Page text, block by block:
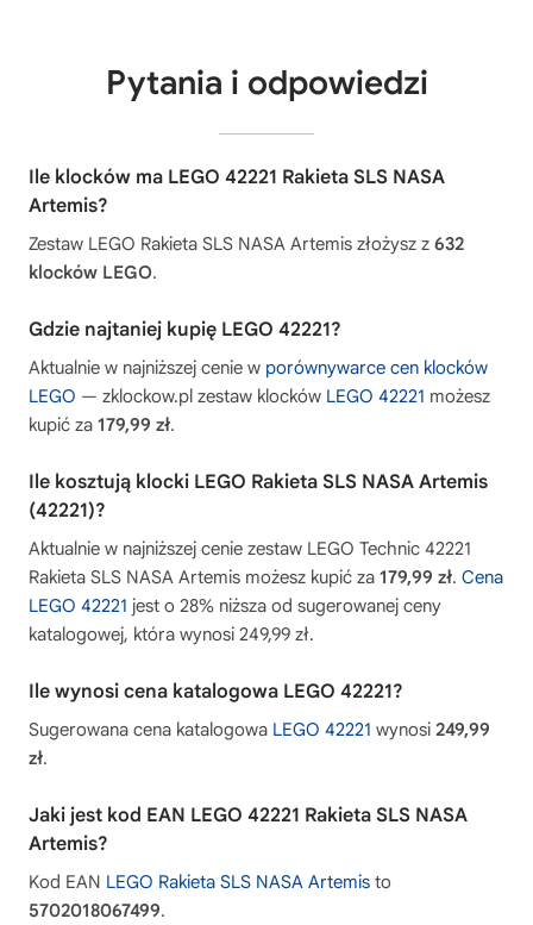
Pytania i odpowiedzi
Ile klocków ma LEGO 42221 Rakieta SLS NASA
Artemis?
Zestaw LEGO Rakieta SLS NASA Artemis złożysz z 632
klocków LEGO.
Gdzie najtaniej kupię LEGO 42221?
Aktualnie w najniższej cenie w porównywarce cen klocków
LEGO — zklockow.pl zestaw klocków LEGO 42221 możesz
kupić za 179,99 zł.
Ile kosztują klocki LEGO Rakieta SLS NASA Artemis
(42221)?
Aktualnie w najniższej cenie zestaw LEGO Technic 42221
Rakieta SLS NASA Artemis możesz kupić za 179,99 zł. Cena
LEGO 42221 jest o 28% niższa od sugerowanej ceny
katalogowej, która wynosi 249,99 zł.
Ile wynosi cena katalogowa LEGO 42221?
Sugerowana cena katalogowa LEGO 42221 wynosi 249,99
zł.
Jaki jest kod EAN LEGO 42221 Rakieta SLS NASA
Artemis?
Kod EAN LEGO Rakieta SLS NASA Artemis to
5702018067499.